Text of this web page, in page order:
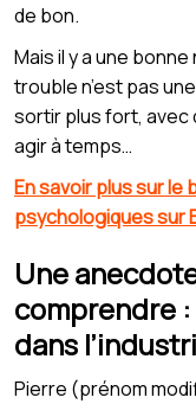
de bon.
Mais il y a une
trouble n’est pas
sortir plus fort, avec
agir à temps…
En savoir plus sur
psychologiques sur
Une
comprendre
dans
Pierre (prénom